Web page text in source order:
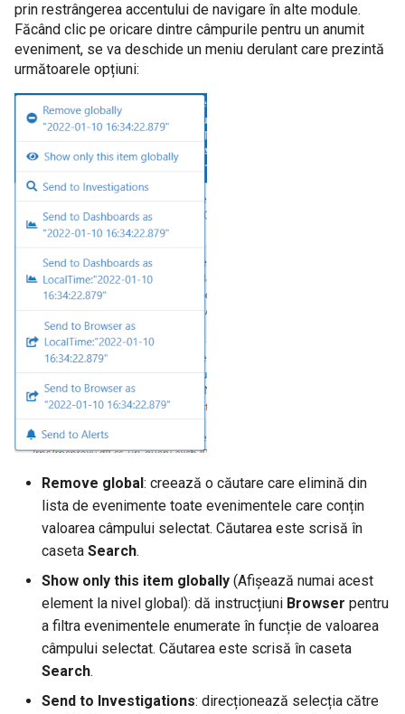
prin restrângerea accentului de navigare în alte module.
Făcând clic pe oricare dintre câmpurile pentru un anumit
eveniment, se va deschide un meniu derulant care prezintă
următoarele opțiuni:
Remove global: creează o căutare care elimină din
lista de evenimente toate evenimentele care conțin
valoarea câmpului selectat. Căutarea este scrisă în
caseta Search.
Show only this item globally (Afișează numai acest
element la nivel global): dă instrucțiuni Browser pentru
a filtra evenimentele enumerate în funcție de valoarea
câmpului selectat. Căutarea este scrisă în caseta
Search.
Send to Investigations: direcționează selecția către